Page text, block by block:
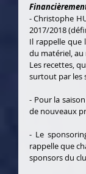
- Christophe
2017/2018
Il rappelle que
du matériel,
Les recettes,
surtout par les
- Pour la
de nouveaux
- Le
rappelle que
sponsors du